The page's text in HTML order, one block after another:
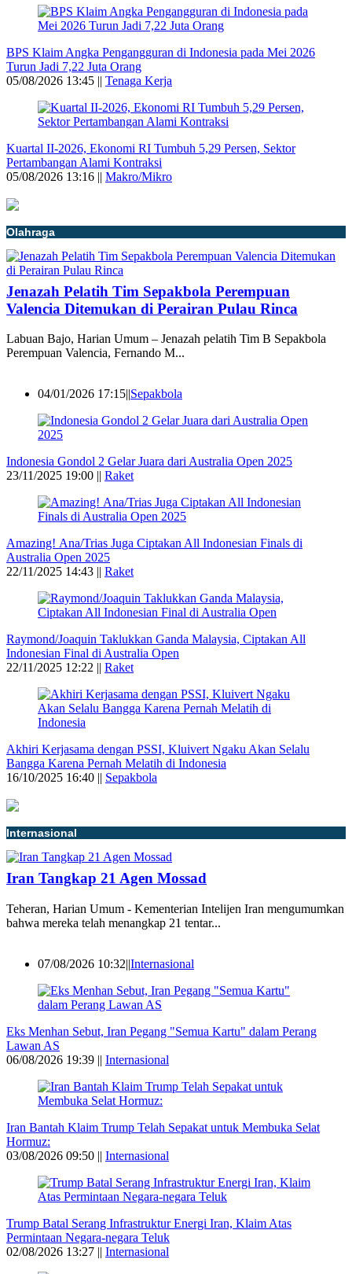
BPS Klaim Angka Pengangguran di Indonesia pada Mei 2026
Turun Jadi 7,22 Juta Orang
05/08/2026 13:45 || Tenaga Kerja
Kuartal II-2026, Ekonomi RI Tumbuh 5,29 Persen, Sektor
Pertambangan Alami Kontraksi
05/08/2026 13:16 || Makro/Mikro
Olahraga
Jenazah Pelatih Tim Sepakbola Perempuan
Valencia Ditemukan di Perairan Pulau Rinca
Labuan Bajo, Harian Umum – Jenazah pelatih Tim B Sepakbola
Perempuan Valencia, Fernando M...
04/01/2026 17:15||Sepakbola
Indonesia Gondol 2 Gelar Juara dari Australia Open 2025
23/11/2025 19:00 || Raket
Amazing! Ana/Trias Juga Ciptakan All Indonesian Finals di
Australia Open 2025
22/11/2025 14:43 || Raket
Raymond/Joaquin Taklukkan Ganda Malaysia, Ciptakan All
Indonesian Final di Australia Open
22/11/2025 12:22 || Raket
Akhiri Kerjasama dengan PSSI, Kluivert Ngaku Akan Selalu
Bangga Karena Pernah Melatih di Indonesia
16/10/2025 16:40 || Sepakbola
Internasional
Iran Tangkap 21 Agen Mossad
Teheran, Harian Umum - Kementerian Intelijen Iran mengumumkan
bahwa mereka telah menangkap 21 tentar...
07/08/2026 10:32||Internasional
Eks Menhan Sebut, Iran Pegang "Semua Kartu" dalam Perang
Lawan AS
06/08/2026 19:39 || Internasional
Iran Bantah Klaim Trump Telah Sepakat untuk Membuka Selat
Hormuz:
03/08/2026 09:50 || Internasional
Trump Batal Serang Infrastruktur Energi Iran, Klaim Atas
Permintaan Negara-negara Teluk
02/08/2026 13:27 || Internasional